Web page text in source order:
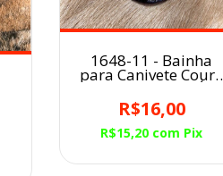
1648-11 - Bainha
para Canivete Couro
Artesanal CAFÉ
R$16,00
R$15,20 com Pix